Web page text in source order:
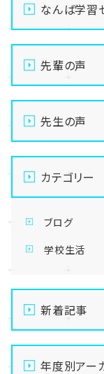
なんば学習
先輩の声
先生の声
カテゴリー
ブログ
学校生活
新着記事
【なんば】
ました！🥭✨
年度別アー